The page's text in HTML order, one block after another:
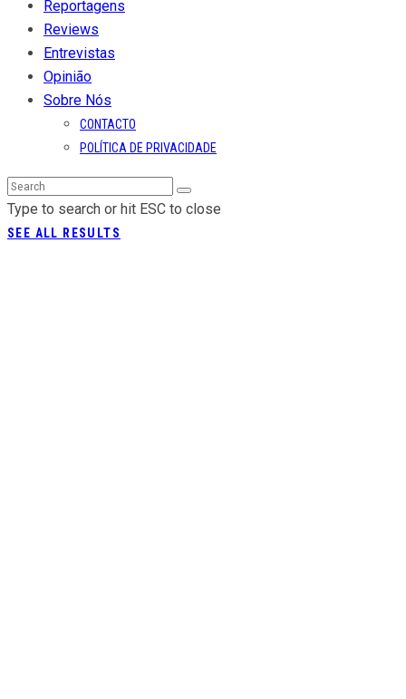
Reportagens
Reviews
Entrevistas
Opinião
Sobre Nós
CONTACTO
POLÍTICA DE PRIVACIDADE
Type to search or hit ESC to close
SEE ALL RESULTS